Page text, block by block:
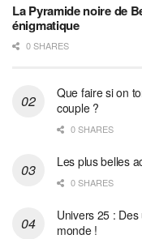
La Pyramide noire de
énigmatique
0 SHARES
Que faire si on
couple ?
0 SHARES
Les plus belles
0 SHARES
Univers 25 :
monde !